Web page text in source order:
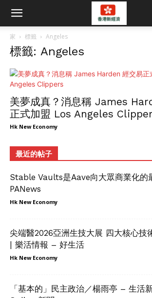
家 標籤 Angeles
標籤: Angeles
美夢成真？消息稱 James
正式加盟 Los Angeles
Hk New Economy
最近的帖子
Stable Vaults是Aave向大眾商業化的
PANews
Hk New Economy
尖端醫2026亞洲生技大展 四大核心技
| 樂活情報 – 好生活
Hk New Economy
「基本的」民主政治／楊雨亭 – 生活